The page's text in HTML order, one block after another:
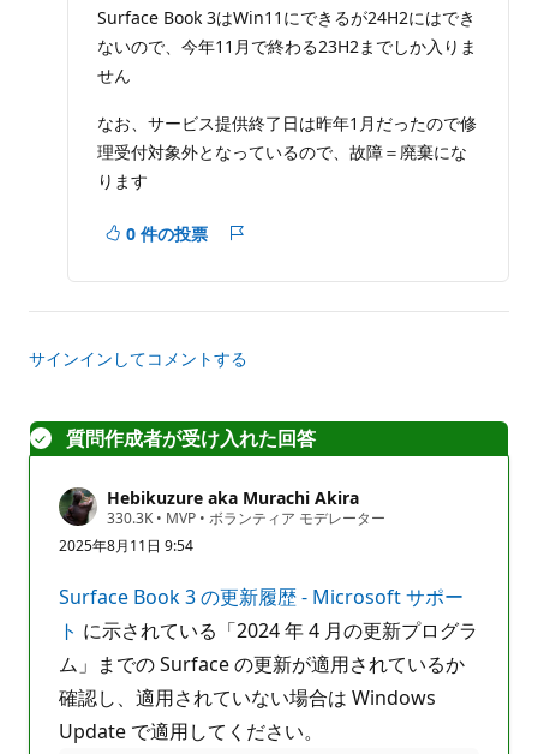
を
非
表
示
に
す
る
イ
ン
ト
Surface Book 3はWin11にできるが24H2にはでき
ないので、今年11月で終わる23H2までしか入りま
せん
なお、サービス提供終了日は昨年1月だったので修
理受付対象外となっているので、故障＝廃棄にな
ります
0 件の投票
ト
サインインしてコメントする
質問作成者が受け入れた回答
Hebikuzure aka Murachi Akira
330.3K 評
価
の
イ
ン
ト
• MVP • ボランティア モデレーター
2025年8月11日 9:54
Surface Book 3 の更新履歴 - Microsoft サポー
ト に示されている「2024 年 4 月の更新プログラ
ム」までの Surface の更新が適用されているか
確認し、適用されていない場合は Windows
Update で適用してください。